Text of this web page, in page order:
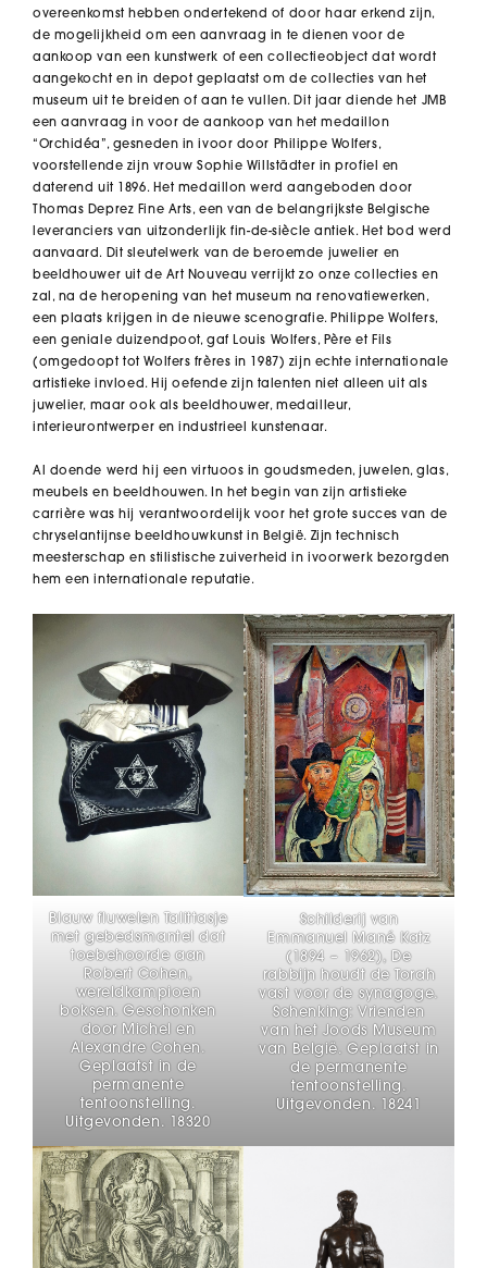
overeenkomst hebben ondertekend of door haar erkend zijn,
de mogelijkheid om een aanvraag in te dienen voor de
aankoop van een kunstwerk of een collectieobject dat wordt
aangekocht en in depot geplaatst om de collecties van het
museum uit te breiden of aan te vullen. Dit jaar diende het JMB
een aanvraag in voor de aankoop van het medaillon
“Orchidéa”, gesneden in ivoor door Philippe Wolfers,
voorstellende zijn vrouw Sophie Willstädter in profiel en
daterend uit 1896. Het medaillon werd aangeboden door
Thomas Deprez Fine Arts, een van de belangrijkste Belgische
leveranciers van uitzonderlijk fin-de-siècle antiek. Het bod werd
aanvaard. Dit sleutelwerk van de beroemde juwelier en
beeldhouwer uit de Art Nouveau verrijkt zo onze collecties en
zal, na de heropening van het museum na renovatiewerken,
een plaats krijgen in de nieuwe scenografie. Philippe Wolfers,
een geniale duizendpoot, gaf Louis Wolfers, Père et Fils
(omgedoopt tot Wolfers frères in 1987) zijn echte internationale
artistieke invloed. Hij oefende zijn talenten niet alleen uit als
juwelier, maar ook als beeldhouwer, medailleur,
interieurontwerper en industrieel kunstenaar.
Al doende werd hij een virtuoos in goudsmeden, juwelen, glas,
meubels en beeldhouwen. In het begin van zijn artistieke
carrière was hij verantwoordelijk voor het grote succes van de
chryselantijnse beeldhouwkunst in België. Zijn technisch
meesterschap en stilistische zuiverheid in ivoorwerk bezorgden
hem een internationale reputatie.
Blauw fluwelen Talittasje
met gebedsmantel dat
toebehoorde aan
Robert Cohen,
wereldkampioen
boksen. Geschonken
door Michel en
Alexandre Cohen.
Geplaatst in de
permanente
tentoonstelling.
Uitgevonden. 18320
Schilderij van
Emmanuel Mané Katz
(1894 – 1962), De
rabbijn houdt de Torah
vast voor de synagoge.
Schenking: Vrienden
van het Joods Museum
van België. Geplaatst in
de permanente
tentoonstelling.
Uitgevonden. 18241